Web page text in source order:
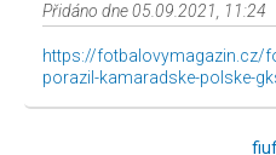
Přidáno dne 05.09.2021, 11:24
https://fotbalovymagazin.cz/
porazil-kamaradske-polske-